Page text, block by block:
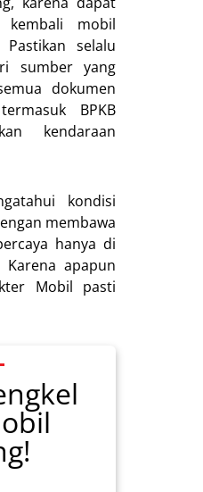
kembali mobil
selalu
sumber yang
dokumen
BPKB
kendaraan
kondisi
membawa
hanya di
apapun
Mobil pasti